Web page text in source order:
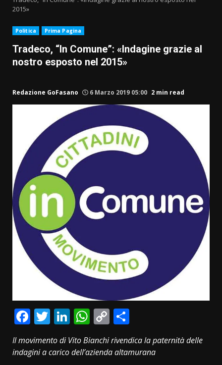
2015»
Politica Prima Pagina
Tradeco, “In Comune”: «Indagine grazie al
nostro esposto nel 2015»
Redazione GoFasano 6 Marzo 2019 05:00 2 min read
Facebook
Twitter
LinkedIn
WhatsApp
Copy
Link
Il movimento di Vito Bianchi rivendica la paternità delle
indagini a carico dell’azienda altamurana